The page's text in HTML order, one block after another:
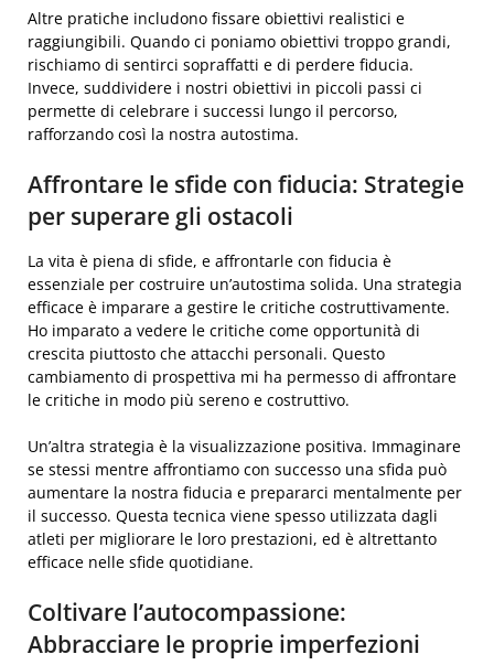
Altre pratiche includono fissare obiettivi realistici e
raggiungibili. Quando ci poniamo obiettivi troppo grandi,
rischiamo di sentirci sopraffatti e di perdere fiducia.
Invece, suddividere i nostri obiettivi in piccoli passi ci
permette di celebrare i successi lungo il percorso,
rafforzando così la nostra autostima.
Affrontare le sfide con fiducia: Strategie
per superare gli ostacoli
La vita è piena di sfide, e affrontarle con fiducia è
essenziale per costruire un’autostima solida. Una strategia
efficace è imparare a gestire le critiche costruttivamente.
Ho imparato a vedere le critiche come opportunità di
crescita piuttosto che attacchi personali. Questo
cambiamento di prospettiva mi ha permesso di affrontare
le critiche in modo più sereno e costruttivo.
Un’altra strategia è la visualizzazione positiva. Immaginare
se stessi mentre affrontiamo con successo una sfida può
aumentare la nostra fiducia e prepararci mentalmente per
il successo. Questa tecnica viene spesso utilizzata dagli
atleti per migliorare le loro prestazioni, ed è altrettanto
efficace nelle sfide quotidiane.
Coltivare l’autocompassione:
Abbracciare le proprie imperfezioni